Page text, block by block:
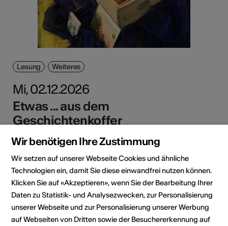
Lesung Weiteres
Mi, 02.12.2026
Etwas ... aus dem
Geschichtenkoffer
für Kinder ab 3 Jahren
Mehr dazu
Wir benötigen Ihre Zustimmung
Wir setzen auf unserer Webseite Cookies und ähnliche
Technologien ein, damit Sie diese einwandfrei nutzen können.
Klicken Sie auf «Akzeptieren», wenn Sie der Bearbeitung Ihrer
Daten zu Statistik- und Analysezwecken, zur Personalisierung
unserer Webseite und zur Personalisierung unserer Werbung
auf Webseiten von Dritten sowie der Besuchererkennung auf